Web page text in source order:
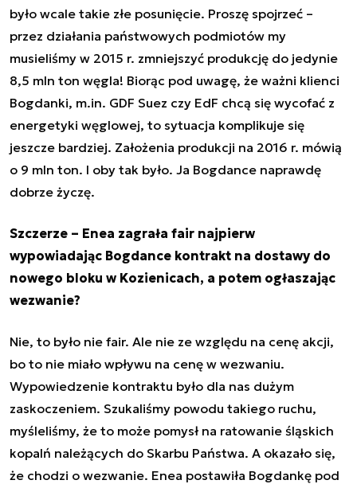
było wcale takie złe posunięcie. Proszę spojrzeć –
przez działania państwowych podmiotów my
musieliśmy w 2015 r. zmniejszyć produkcję do jedynie
8,5 mln ton węgla! Biorąc pod uwagę, że ważni klienci
Bogdanki, m.in. GDF Suez czy EdF chcą się wycofać z
energetyki węglowej, to sytuacja komplikuje się
jeszcze bardziej. Założenia produkcji na 2016 r. mówią
o 9 mln ton. I oby tak było. Ja Bogdance naprawdę
dobrze życzę.
Szczerze – Enea zagrała fair najpierw
wypowiadając Bogdance kontrakt na dostawy do
nowego bloku w Kozienicach, a potem ogłaszając
wezwanie?
Nie, to było nie fair. Ale nie ze względu na cenę akcji,
bo to nie miało wpływu na cenę w wezwaniu.
Wypowiedzenie kontraktu było dla nas dużym
zaskoczeniem. Szukaliśmy powodu takiego ruchu,
myśleliśmy, że to może pomysł na ratowanie śląskich
kopalń należących do Skarbu Państwa. A okazało się,
że chodzi o wezwanie. Enea postawiła Bogdankę pod